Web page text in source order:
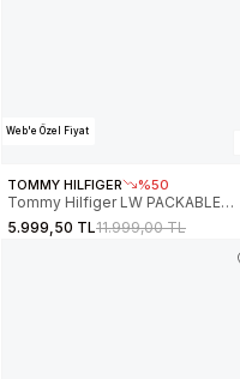
Web'e Özel Fiyat
TOMMY HILFIGER %50
Tommy Hilfiger LW PACKABLE
FIELD JACKET Erkek Yeşil Ceket
MW0MW37632RBN
5.999,50 TL11.999,00 TL